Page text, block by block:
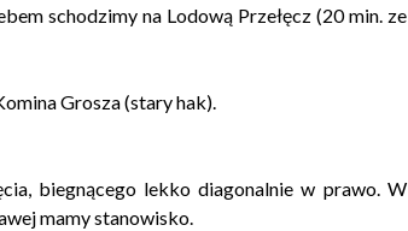
schodzimy na Lodową Przełęcz (20 min. ze
Grosza (stary hak).
biegnącego lekko diagonalnie w prawo. W
mamy stanowisko.